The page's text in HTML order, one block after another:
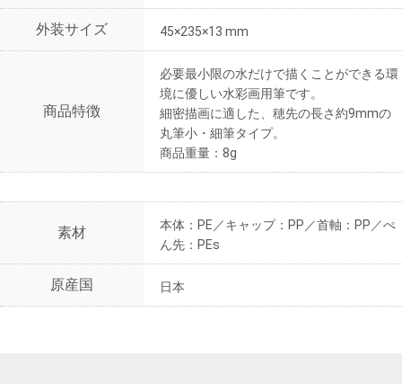
外装サイズ 45×235×13 mm
商品特徴
必要最小限の水だけで描くことができる環
境に優しい水彩画用筆です。
細密描画に適した、穂先の長さ約9mmの
丸筆小・細筆タイプ。
商品重量：8g
素材
本体：PE／キャップ：PP／首軸：PP／ぺ
ん先：PEs
原産国 日本